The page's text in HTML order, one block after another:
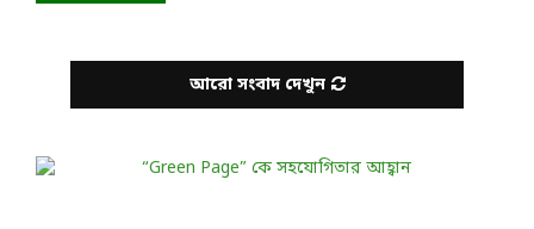
আরো সংবাদ দেখুন